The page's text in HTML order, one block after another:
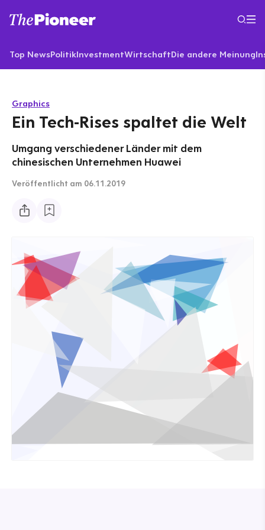
Top NewsPolitikInvestmentWirtschaftDie andere Meinung
Graphics
Ein Tech-Rises spaltet die Welt
Umgang verschiedener Länder mit dem
chinesischen Unternehmen Huawei
Veröffentlicht am 06.11.2019